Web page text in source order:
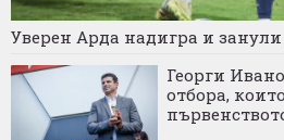
Уверен Арда надигра и
Георги
отбора,